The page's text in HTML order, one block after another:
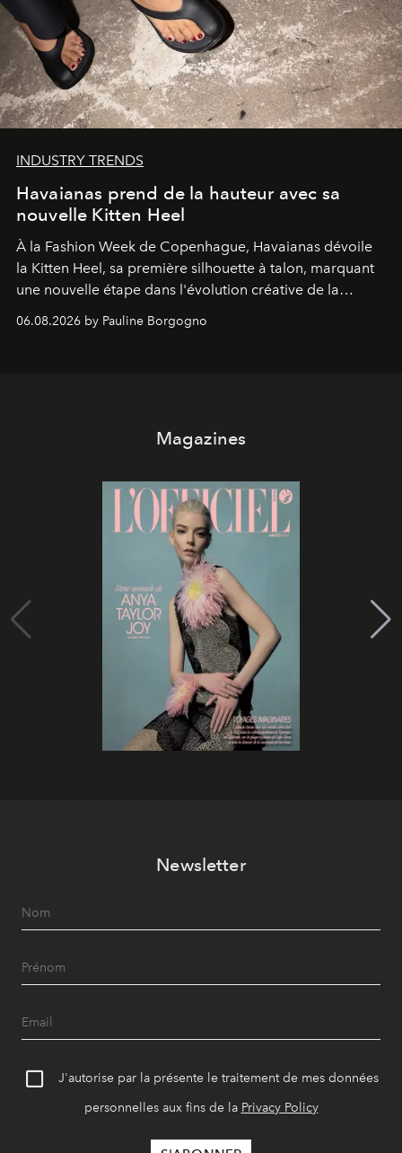
INDUSTRY TRENDS
Havaianas prend de la hauteur avec sa
nouvelle Kitten Heel
À la Fashion Week de Copenhague, Havaianas dévoile
la Kitten Heel, sa première silhouette à talon, marquant
une nouvelle étape dans l'évolution créative de la
06.08.2026 by Pauline Borgogno
Magazines
Newsletter
J'autorise par la présente le traitement de mes données
personnelles aux fins de la Privacy Policy